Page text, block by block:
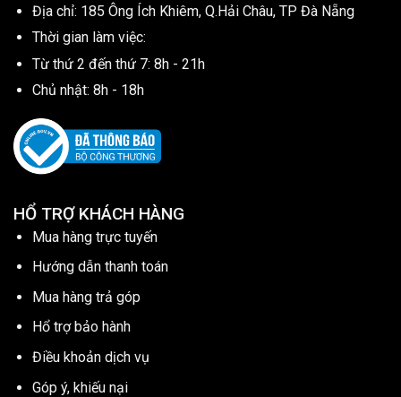
Địa chỉ: 185 Ông Ích Khiêm, Q.Hải Châu, TP Đà Nẵng
Thời gian làm việc:
Từ thứ 2 đến thứ 7: 8h - 21h
Chủ nhật: 8h - 18h
HỔ TRỢ KHÁCH HÀNG
Mua hàng trực tuyến
Hướng dẫn thanh toán
Mua hàng trả góp
Hổ trợ bảo hành
Điều khoản dịch vụ
Góp ý, khiếu nại